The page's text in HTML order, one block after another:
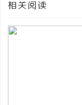
相关阅读